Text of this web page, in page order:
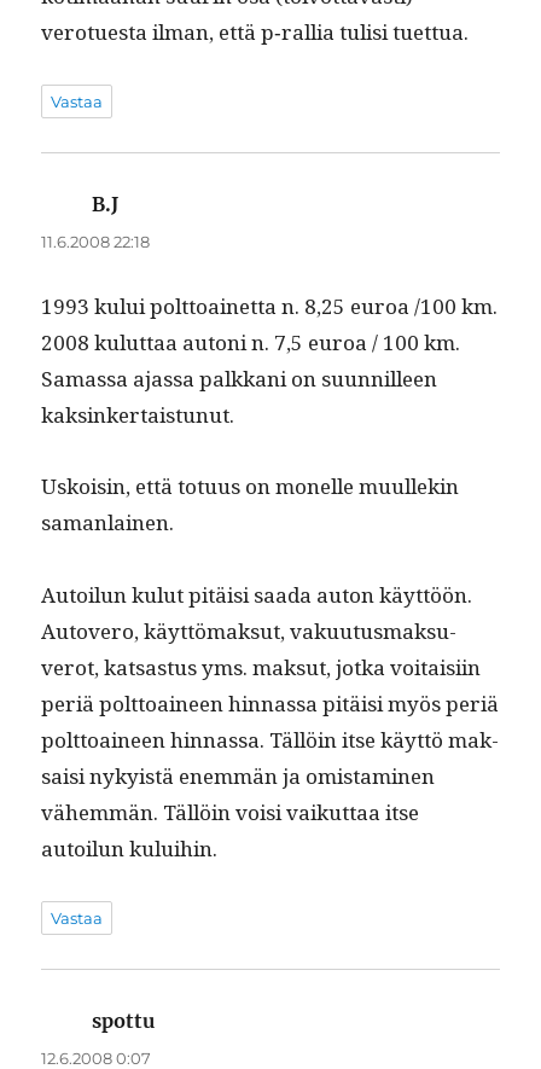
verotues­ta ilman, että p‑rallia tulisi tuettua.
Vastaa
B.J
11.6.2008 22:18
1993 kului polt­toainet­ta n. 8,25 euroa /100 km.
2008 kulut­taa autoni n. 7,5 euroa / 100 km.
Samas­sa ajas­sa palkkani on suun­nilleen
kaksinkertaistunut.
Uskoisin, että totu­us on mon­elle muullekin
samanlainen.
Autoilun kulut pitäisi saa­da auton käyt­töön.
Autovero, käyt­tö­mak­sut, vaku­u­tus­mak­su­
verot, kat­sas­tus yms. mak­sut, jot­ka voitaisi­in
per­iä polt­toaineen hin­nas­sa pitäisi myös per­iä
polt­toaineen hin­nas­sa. Täl­löin itse käyt­tö mak­
saisi nyky­istä enem­män ja omis­t­a­mi­nen
vähem­män. Täl­löin voisi vaikut­taa itse
autoilun kuluihin.
Vastaa
spottu
12.6.2008 0:07